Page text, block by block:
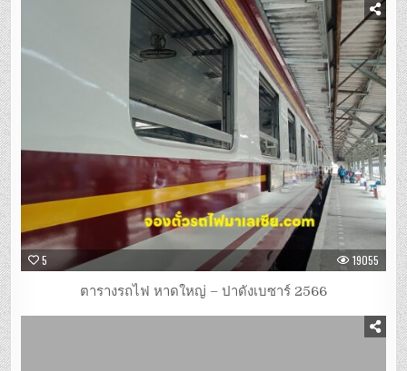
5 19055
ตารางรถไฟ หาดใหญ่ – ปาดังเบซาร์ 2566